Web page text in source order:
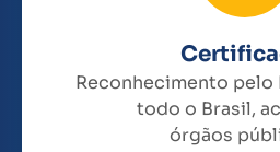
Reconhecimento pelo
todo o Brasil,
órgãos